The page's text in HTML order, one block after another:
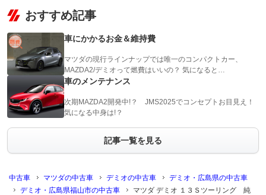
おすすめ記事
車にかかるお金＆維持費
マツダの現行ラインナップでは唯一のコンパクトカー、
MAZDA2/デミオって燃費はいいの？ 気になると…
車のメンテナンス
次期MAZDA2開発中!？ JMS2025でコンセプトお目見え！
気になる中身は!？
記事一覧を見る
中古車 マツダの中古車 デミオの中古車
デミオ・広島県の中古車
デミオ・広島県福山市の中古車
マツダ デミオ １３Ｓツーリング 純